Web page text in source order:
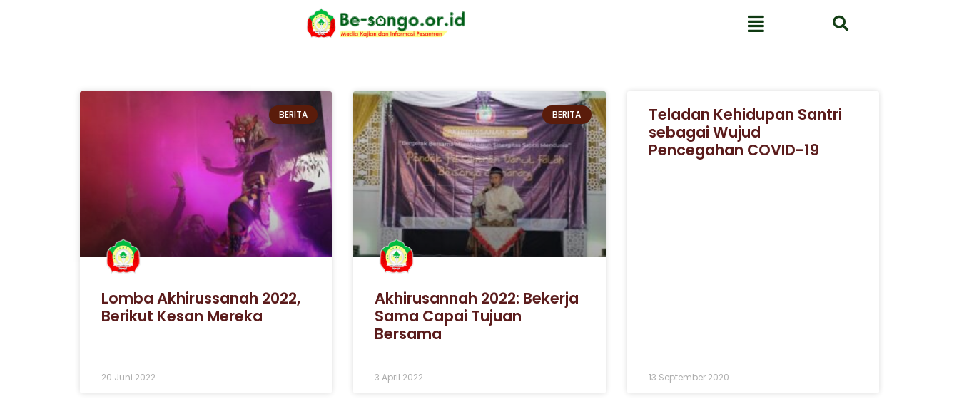
BERITA
Lomba Akhirussanah 2022,
Berikut Kesan Mereka
20 Juni 2022
BERITA
Akhirusannah 2022: Bekerja
Sama Capai Tujuan
Bersama
3 April 2022
Teladan Kehidupan Santri
sebagai Wujud
Pencegahan COVID-19
13 September 2020